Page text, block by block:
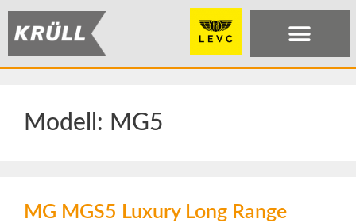
Modell: MG5
MG MGS5 Luxury Long Range